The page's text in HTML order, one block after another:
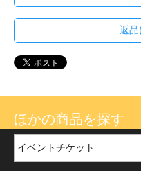
返品
ほかの商品を探す